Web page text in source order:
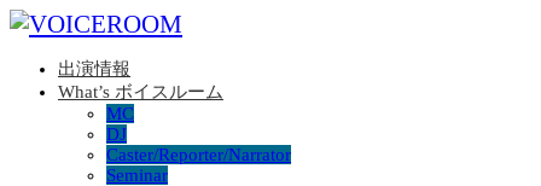
出演情報
What’s ボイスルーム
MC
DJ
Caster/Reporter/Narrator
Seminar